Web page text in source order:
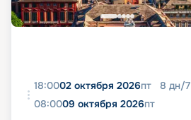
18:0002 октября 2026пт 8 дн/7
08:0009 октября 2026пт